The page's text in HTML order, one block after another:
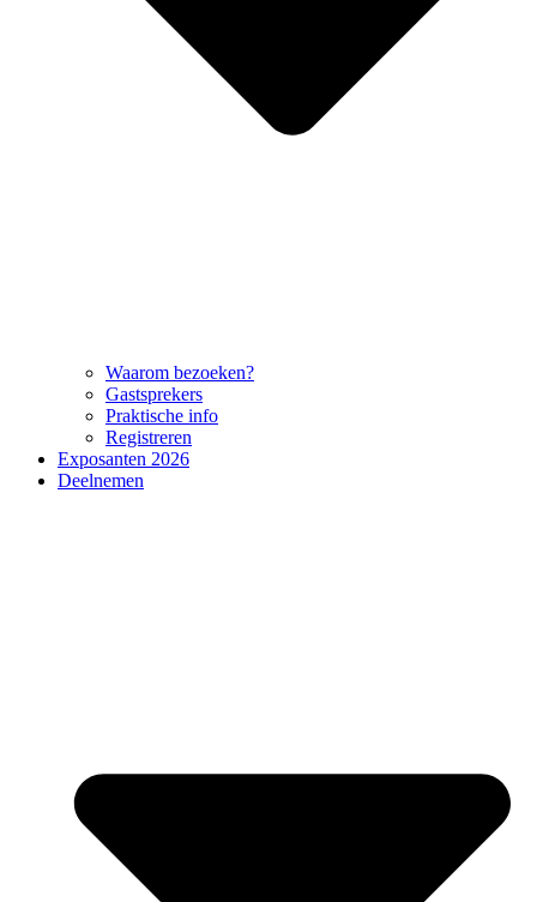
Waarom bezoeken?
Gastsprekers
Praktische info
Registreren
Exposanten 2026
Deelnemen